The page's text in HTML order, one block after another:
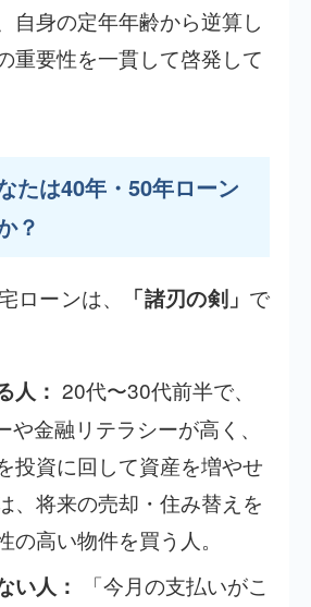
自身の定年年齢から逆算し
重要性を一貫して啓発して
たは40年・50年ローン
？
ローンは、 「諸刃の剣」 で
人： 20代〜30代前半で、
や金融リテラシーが高く、
投資に回して資産を増やせ
、将来の売却・住み替えを
の高い物件を買う人。
い人：
「今月の支払いがこ